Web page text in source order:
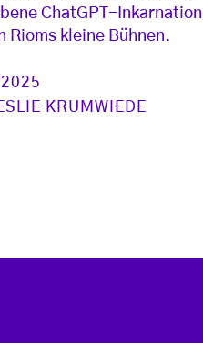
ChatGPT-Inkarnation
Rioms kleine Bühnen.
KRUMWIEDE